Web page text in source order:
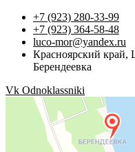
+7 (923) 280-33-99
+7 (923) 364-58-48
luco-mor@yandex.ru
Красноярский край,
Берендеевка
Vk Odnoklassniki